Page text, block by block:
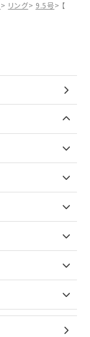
リング 9.5号 【